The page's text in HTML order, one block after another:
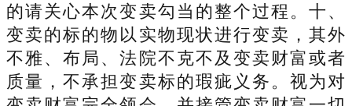
的请关心本次变卖勾当的整个过程。十、
变卖的标的物以实物现状进行变卖，其外
不雅、布局、法院不克不及变卖财富或者
质量，不承担变卖标的瑕疵义务。视为对